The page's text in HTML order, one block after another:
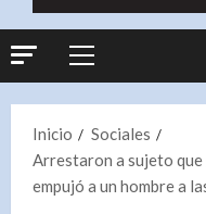
Menú
Inicio
Sociales
Arrestaron a sujeto que
empujó a un hombre a